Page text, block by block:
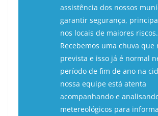
assistência dos nossos
garantir segurança,
nos locais de maiores riscos.
Recebemos uma chuva que
prevista e isso já é normal
período de fim de ano na
nossa equipe está atenta
acompanhando e
metereológicos para